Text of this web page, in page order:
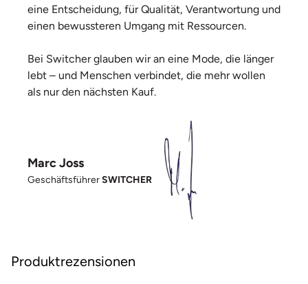
eine Entscheidung, für Qualität, Verantwortung und
einen bewussteren Umgang mit Ressourcen.
Bei Switcher glauben wir an eine Mode, die länger
lebt – und Menschen verbindet, die mehr wollen
als nur den nächsten Kauf.
Marc Joss
GeschäftsführerSWITCHER
Produktrezensionen